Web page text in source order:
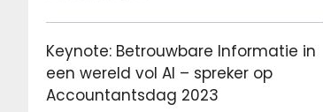
Keynote: Betrouwbare Informatie in
een wereld vol AI – spreker op
Accountantsdag 2023